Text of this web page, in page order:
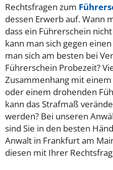
Rechtsfragen zum
dessen Erwerb auf. Wann
dass ein Führerschein
kann man sich gegen
man sich am besten bei
Führerschein Probezeit?
Zusammenhang mit
oder einem drohenden
kann das Strafmaß
werden? Bei unseren
sind Sie in den besten
Anwalt in Frankfurt am
diesen mit Ihrer